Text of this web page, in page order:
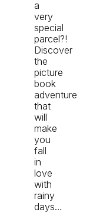
a
very
special
parcel?!
Discover
the
picture
book
adventure
that
will
make
you
fall
in
love
with
rainy
days…